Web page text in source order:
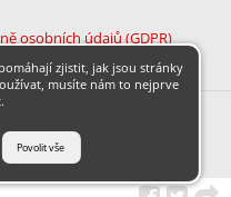
zjistit, jak jsou stránky
musíte nám to nejprve
osobních údajů (GDPR)